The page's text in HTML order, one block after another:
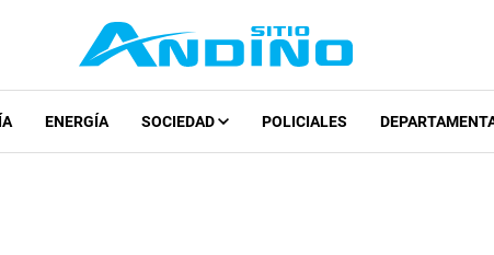
ENERGÍA SOCIEDAD POLICIALES